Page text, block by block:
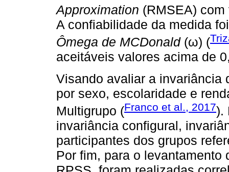
Approximation (RMSEA)
A confiabilidade da medida
Ômega de MCDonald(ω) (
aceitáveis valores acima de
Visando avaliar a invariância
por sexo, escolaridade e
Multigrupo (Franco et al., 2017).
invariância configural,
participantes dos grupos
Por fim, para o